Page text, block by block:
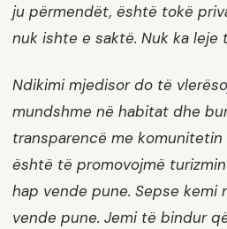
ju përmendët, është tokë
nuk ishte e saktë. Nuk ka leje
Ndikimi mjedisor do të
mundshme në habitat dhe
transparencë me komunitetin
është të promovojmë
hap vende pune. Sepse kemi
vende pune. Jemi të bindur